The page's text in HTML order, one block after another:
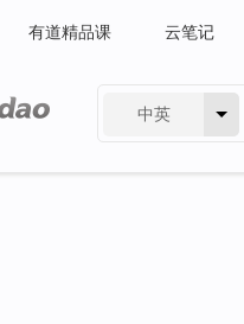
有道精品课 云笔记
中英